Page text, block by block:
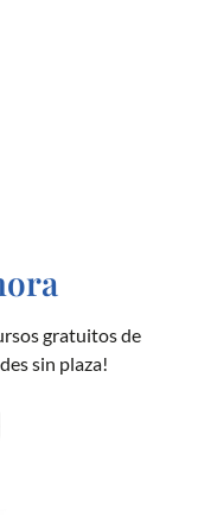
gratuitos de
sin plaza!